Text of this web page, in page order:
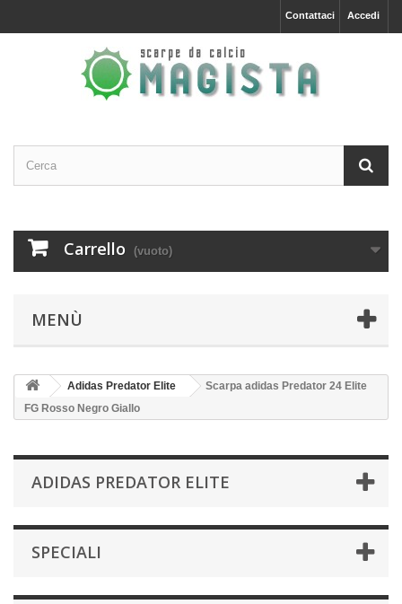
Accedi
Contattaci
Carrello (vuoto)
MENÙ
Adidas Predator Elite
Scarpa adidas Predator 24 Elite
FG Rosso Negro Giallo
ADIDAS PREDATOR ELITE
SPECIALI